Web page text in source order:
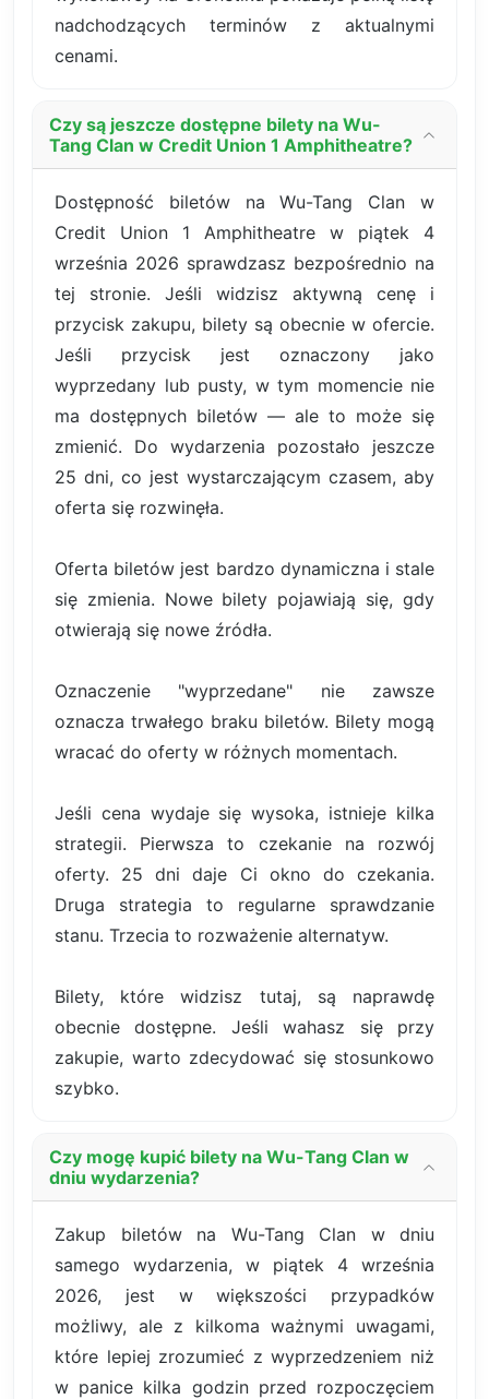
nadchodzących terminów z aktualnymi
cenami.
Czy są jeszcze dostępne bilety na Wu-
Tang Clan w Credit Union 1 Amphitheatre?
Dostępność biletów na Wu-Tang Clan w
Credit Union 1 Amphitheatre w piątek 4
września 2026 sprawdzasz bezpośrednio na
tej stronie. Jeśli widzisz aktywną cenę i
przycisk zakupu, bilety są obecnie w ofercie.
Jeśli przycisk jest oznaczony jako
wyprzedany lub pusty, w tym momencie nie
ma dostępnych biletów — ale to może się
zmienić. Do wydarzenia pozostało jeszcze
25 dni, co jest wystarczającym czasem, aby
oferta się rozwinęła.
Oferta biletów jest bardzo dynamiczna i stale
się zmienia. Nowe bilety pojawiają się, gdy
otwierają się nowe źródła.
Oznaczenie "wyprzedane" nie zawsze
oznacza trwałego braku biletów. Bilety mogą
wracać do oferty w różnych momentach.
Jeśli cena wydaje się wysoka, istnieje kilka
strategii. Pierwsza to czekanie na rozwój
oferty. 25 dni daje Ci okno do czekania.
Druga strategia to regularne sprawdzanie
stanu. Trzecia to rozważenie alternatyw.
Bilety, które widzisz tutaj, są naprawdę
obecnie dostępne. Jeśli wahasz się przy
zakupie, warto zdecydować się stosunkowo
szybko.
Czy mogę kupić bilety na Wu-Tang Clan w
dniu wydarzenia?
Zakup biletów na Wu-Tang Clan w dniu
samego wydarzenia, w piątek 4 września
2026, jest w większości przypadków
możliwy, ale z kilkoma ważnymi uwagami,
które lepiej zrozumieć z wyprzedzeniem niż
w panice kilka godzin przed rozpoczęciem